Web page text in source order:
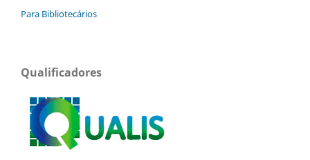
Para Bibliotecários
Qualificadores